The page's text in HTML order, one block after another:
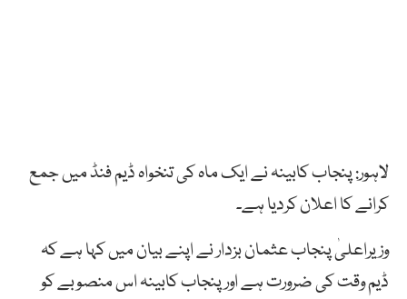
لاہور: پنجاب کابینہ نے ایک ماہ کی تنخواہ ڈیم فنڈ میں جمع
کرانے کا اعلان کردیا ہے۔
وزیراعلیٰ پنجاب عثمان بزدار نے اپنے بیان میں کہا ہے کہ
ڈیم وقت کی ضرورت ہے اور پنجاب کابینہ اس منصوبے کو